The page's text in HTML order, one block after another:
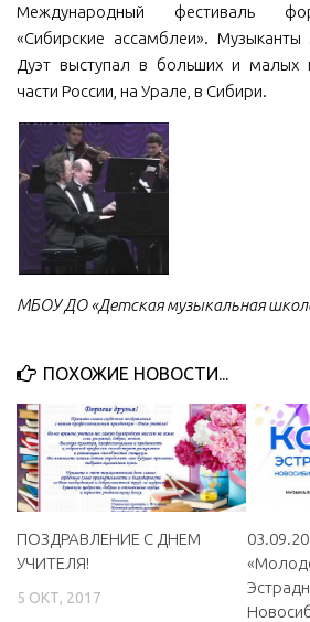
Международный фестиваль
«Сибирские ассамблеи». Музыканты
Дуэт выступал в больших и малых
части России, на Урале, в Сибири.
МБОУ ДО «Детская музыкальная
ПОХОЖИЕ НОВОСТИ...
ПОЗДРАВЛЕНИЕ С ДНЕМ
УЧИТЕЛЯ!
5 ОКТ, 2017